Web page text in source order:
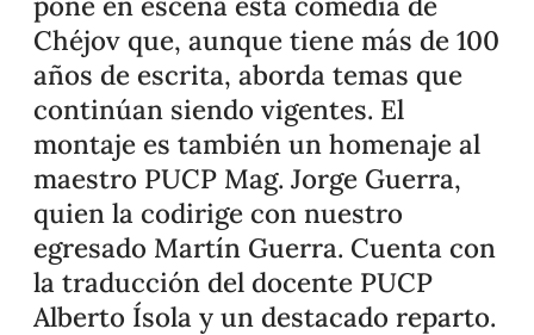
Chéjov que, aunque tiene más de 100
años de escrita, aborda temas que
continúan siendo vigentes. El
montaje es también un homenaje al
maestro PUCP Mag. Jorge Guerra,
quien la codirige con nuestro
egresado Martín Guerra. Cuenta con
la traducción del docente PUCP
Alberto Ísola y un destacado reparto.